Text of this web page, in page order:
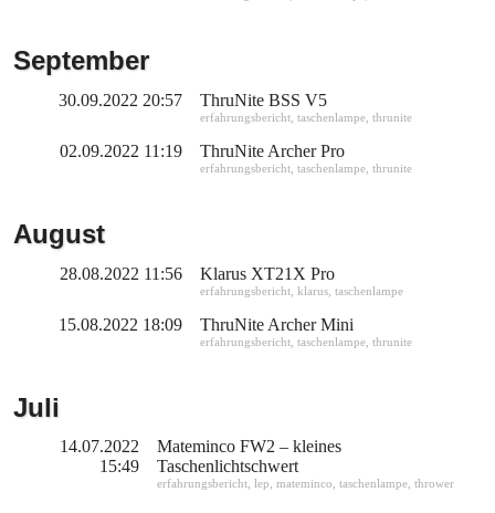
September
30.09.2022 20:57 ThruNite BSS V5
erfahrungsbericht, taschenlampe, thrunite
02.09.2022 11:19 ThruNite Archer Pro
erfahrungsbericht, taschenlampe, thrunite
August
28.08.2022 11:56 Klarus XT21X Pro
erfahrungsbericht, klarus, taschenlampe
15.08.2022 18:09 ThruNite Archer Mini
erfahrungsbericht, taschenlampe, thrunite
Juli
14.07.2022
15:49
Mateminco FW2 – kleines
Taschenlichtschwert
erfahrungsbericht, lep mateminco taschenlampe, thrower